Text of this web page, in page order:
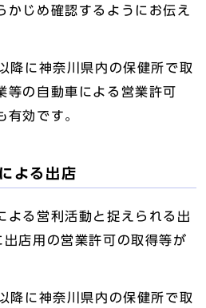
かじめ確認するようにお伝え
降に神奈川県内の保健所で取
等の自動車による営業許可
有効です。
よる出店
よる営利活動と捉えられる出
店用の営業許可の取得等が
降に神奈川県内の保健所で取